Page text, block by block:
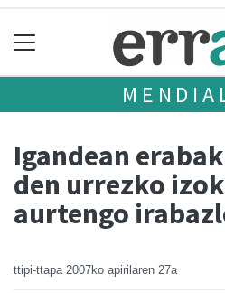
Igandean
den urrezko
aurtengo
ttipi-ttapa 2007ko apirilaren 27a